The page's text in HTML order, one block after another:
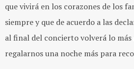
que vivirá en los corazones de los
siempre y que de acuerdo a las
al final del concierto volverá lo
regalarnos una noche más para